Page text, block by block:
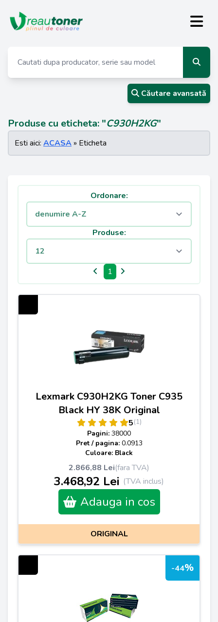
Căutare avansată
Produse cu eticheta: "C930H2KG"
Esti aici: ACASA » Eticheta
Ordonare:
Produse:
1
Lexmark C930H2KG Toner C935
Black HY 38K Original
5(1)
Pagini: 38000
Pret / pagina: 0.0913
Culoare: Black
2.866,88 Lei(fara TVA)
3.468,92 Lei (TVA inclus)
Adauga in cos
ORIGINAL
-44%